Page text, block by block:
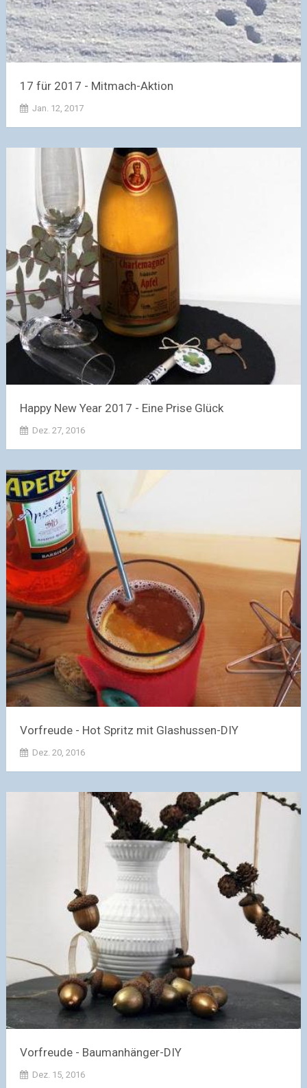
17 für 2017 - Mitmach-Aktion
Jan. 12, 2017
Happy New Year 2017 - Eine Prise Glück
Dez. 27, 2016
Vorfreude - Hot Spritz mit Glashussen-DIY
Dez. 20, 2016
Vorfreude - Baumanhänger-DIY
Dez. 15, 2016